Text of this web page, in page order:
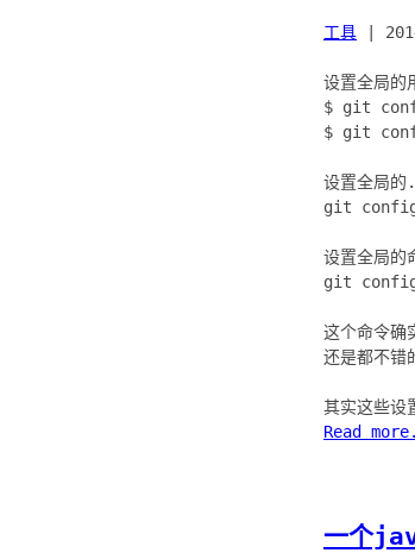
工具
设置全局的
$ git
$ git
设置全局
git
设置全局的
git
这个命令
还是都不错
Read
一个